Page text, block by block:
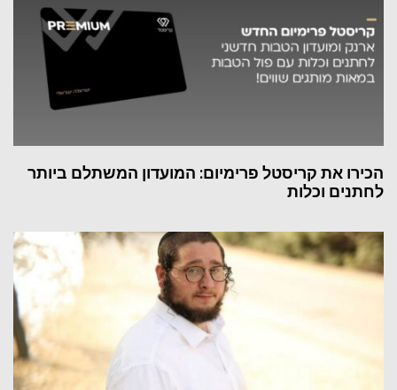
הכירו את קריסטל פרימיום: המועדון המשתלם ביותר
לחתנים וכלות